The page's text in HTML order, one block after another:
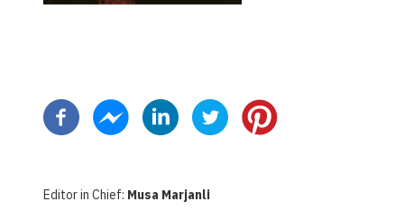
Editor in Chief: Musa Marjanli